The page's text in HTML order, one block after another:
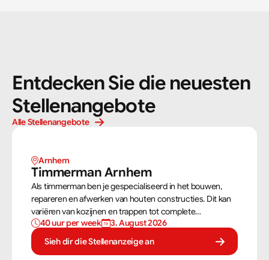
Entdecken Sie die neuesten
Stellenangebote
Alle Stellenangebote
Arnhem
Timmerman Arnhem
Als timmerman ben je gespecialiseerd in het bouwen,
repareren en afwerken van houten constructies. Dit kan
variëren van kozijnen en trappen tot complete
dakconstructies en gevels. Aan de hand van
bouwtekeningen zorg jij ervoor dat een constructie zowel
stevig als netjes is afgewerkt.
40 uur per week
3. August 2026
Sieh dir die Stellenanzeige an